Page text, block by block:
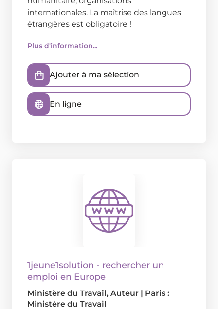
internationales. La maîtrise des langues
étrangères est obligatoire !
Plus d'information...
Ajouter à ma sélection
En ligne
1jeune1solution - rechercher un
emploi en Europe
Ministère du Travail, Auteur | Paris :
Ministère du Travail